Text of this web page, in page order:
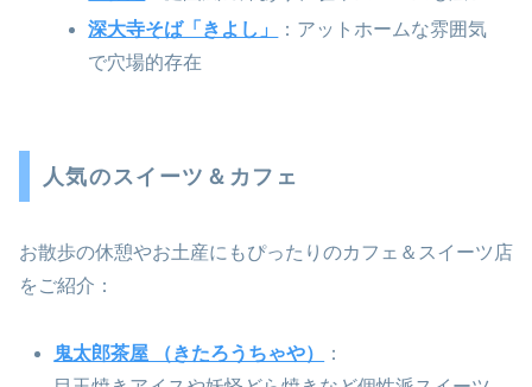
深大寺そば「きよし」
：アットホームな雰囲気
で穴場的存在
人気のスイーツ＆カフェ
お散歩の休憩やお土産にもぴったりのカフェ＆スイーツ店
をご紹介：
鬼太郎茶屋 （きたろうちゃや）
：